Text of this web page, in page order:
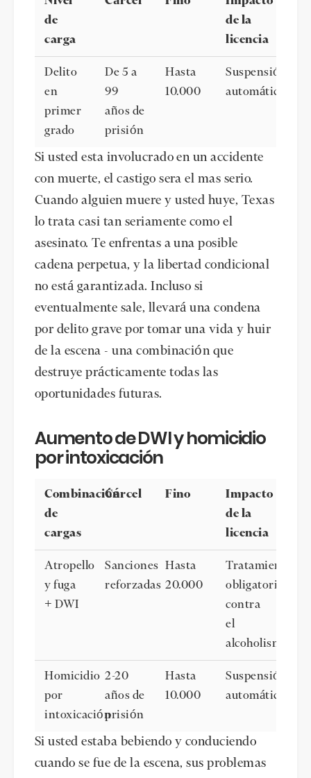
de
carga
de la
licencia
Delito
en
primer
grado
De 5 a
99
años de
prisión
Hasta
10.000
Suspensión
automática
Si usted esta involucrado en un accidente
con muerte, el castigo sera el mas serio.
Cuando alguien muere y usted huye, Texas
lo trata casi tan seriamente como el
asesinato. Te enfrentas a una posible
cadena perpetua, y la libertad condicional
no está garantizada. Incluso si
eventualmente sale, llevará una condena
por delito grave por tomar una vida y huir
de la escena - una combinación que
destruye prácticamente todas las
oportunidades futuras.
Aumento de DWI y homicidio
por intoxicación
Combinación
de
cargas
Cárcel Fino
Impacto
de la
licencia
Atropello
y fuga
+ DWI
Sanciones
reforzadas
Hasta
20.000
Tratamiento
obligatorio
contra
el
alcoholismo
Homicidio
por
intoxicación
2-20
años de
prisión
Hasta
10.000
Suspensión
automática
Si usted estaba bebiendo y conduciendo
cuando se fue de la escena, sus problemas